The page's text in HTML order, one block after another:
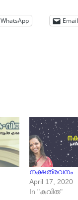
WhatsApp Email
നക്ഷത്രവനം
April 17, 2020
In "കവിത"